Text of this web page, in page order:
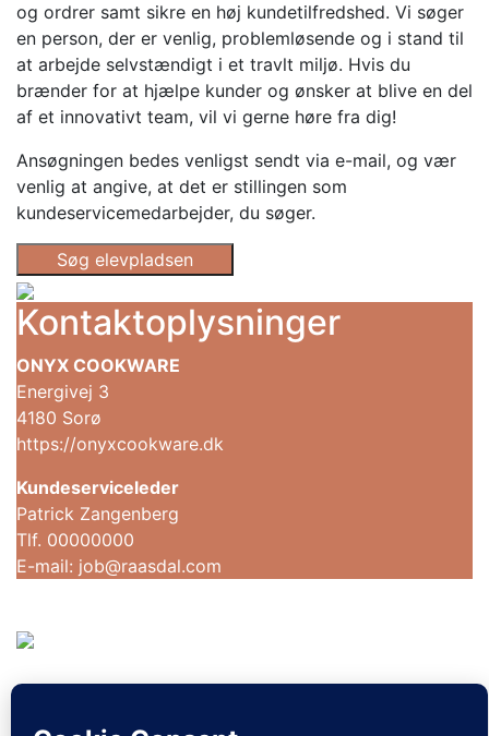
og ordrer samt sikre en høj kundetilfredshed. Vi søger
en person, der er venlig, problemløsende og i stand til
at arbejde selvstændigt i et travlt miljø. Hvis du
brænder for at hjælpe kunder og ønsker at blive en del
af et innovativt team, vil vi gerne høre fra dig!
Ansøgningen bedes venligst sendt via e-mail, og vær
venlig at angive, at det er stillingen som
kundeservicemedarbejder, du søger.
Søg elevpladsen
Kontaktoplysninger
ONYX COOKWARE
Energivej 3
4180 Sorø
https://onyxcookware.dk
Kundeserviceleder
Patrick Zangenberg
Tlf. 00000000
E-mail: job@raasdal.com
Sorø Kommune